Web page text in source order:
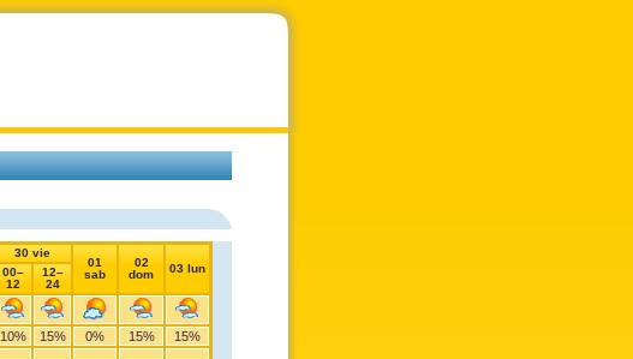
30 vie
01
sab
02
dom
03 lun
00–
12
12–
24
10% 15% 0% 15% 15%